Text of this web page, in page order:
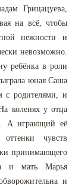
Грицацуева,
на всё, чтобы
нежности и
невозможно.
ребёнка в роли
юная Саша
с родителями, и
коленях у отца
А играющий её
чувств
принимающего
и мать Марья
и